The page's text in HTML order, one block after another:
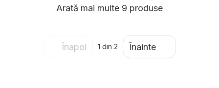
Arată mai multe 9 produse
Înapoi 1 din 2 Înainte